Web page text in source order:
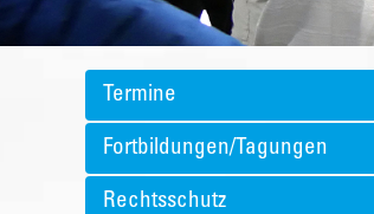
Termine
Fortbildungen/Tagungen
Rechtsschutz